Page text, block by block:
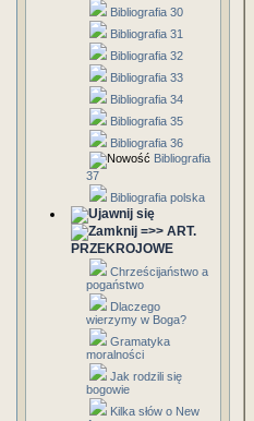
Bibliografia 30
Bibliografia 31
Bibliografia 32
Bibliografia 33
Bibliografia 34
Bibliografia 35
Bibliografia 36
Bibliografia
37
Bibliografia polska
=>> ART.
PRZEKROJOWE
Chrześcijaństwo a
pogaństwo
Dlaczego
wierzymy w Boga?
Gramatyka
moralności
Jak rodzili się
bogowie
Kilka słów o New